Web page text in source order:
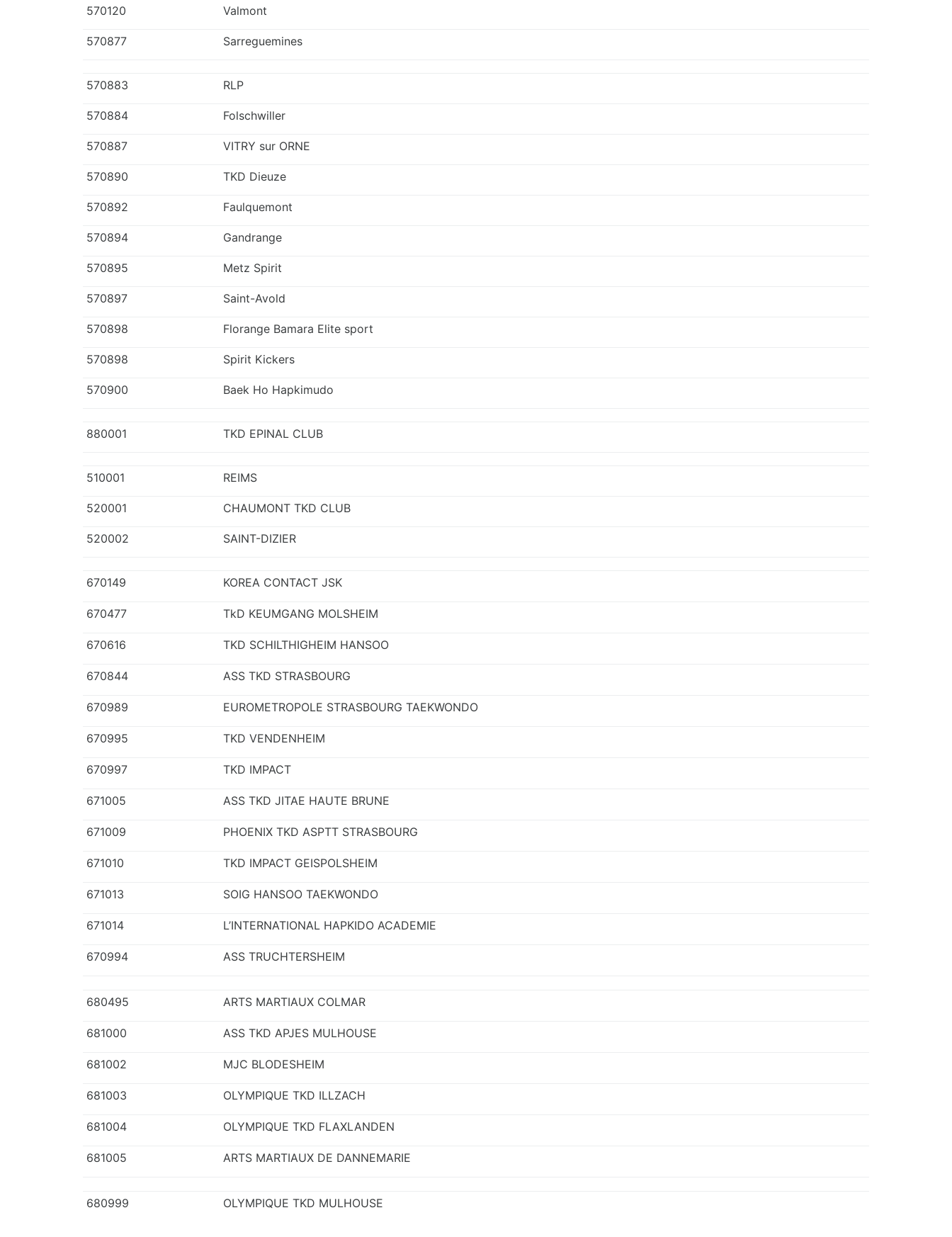
570120 Valmont
570877 Sarreguemines
570883 RLP
570884 Folschwiller
570887 VITRY sur ORNE
570890 TKD Dieuze
570892 Faulquemont
570894 Gandrange
570895 Metz Spirit
570897 Saint-Avold
570898 Florange Bamara Elite sport
570898 Spirit Kickers
570900 Baek Ho Hapkimudo
880001 TKD EPINAL CLUB
510001 REIMS
520001 CHAUMONT TKD CLUB
520002 SAINT-DIZIER
670149 KOREA CONTACT JSK
670477 TkD KEUMGANG MOLSHEIM
670616 TKD SCHILTHIGHEIM HANSOO
670844 ASS TKD STRASBOURG
670989 EUROMETROPOLE STRASBOURG TAEKWONDO
670995 TKD VENDENHEIM
670997 TKD IMPACT
671005 ASS TKD JITAE HAUTE BRUNE
671009 PHOENIX TKD ASPTT STRASBOURG
671010 TKD IMPACT GEISPOLSHEIM
671013 SOIG HANSOO TAEKWONDO
671014 L’INTERNATIONAL HAPKIDO ACADEMIE
670994 ASS TRUCHTERSHEIM
680495 ARTS MARTIAUX COLMAR
681000 ASS TKD APJES MULHOUSE
681002 MJC BLODESHEIM
681003 OLYMPIQUE TKD ILLZACH
681004 OLYMPIQUE TKD FLAXLANDEN
681005 ARTS MARTIAUX DE DANNEMARIE
680999 OLYMPIQUE TKD MULHOUSE